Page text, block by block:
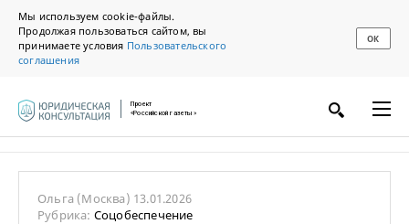
Мы используем cookie-файлы.
Продолжая пользоваться сайтом, вы
принимаете условия Пользовательского
соглашения
ОК
Проект
«Российской газеты»
Ольга (Москва) 13.01.2026
Рубрика: Соцобеспечение